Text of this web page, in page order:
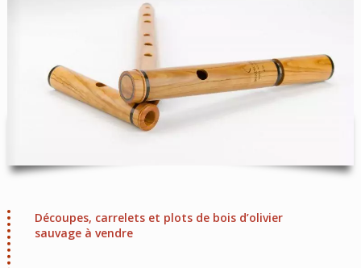
Découpes, carrelets et plots de bois d’olivier
sauvage à vendre